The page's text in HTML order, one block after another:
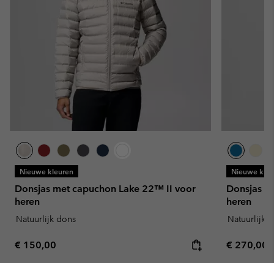
Nieuwe kleuren
Donsjas met capuchon Lake 22™ II voor
heren
Natuurlijk dons
Regular price:
€ 150,00
Nieuwe
Donsjas
heren
Natuurlijk
Regular
€ 270,00